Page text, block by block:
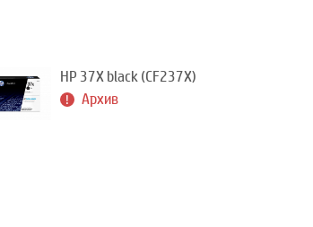
HP 37X black (CF237X)
Архив